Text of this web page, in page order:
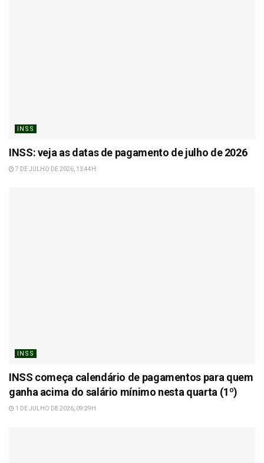
INSS
INSS: veja as datas de pagamento de julho de 2026
7 DE JULHO DE 2026, 13:44H
INSS
INSS começa calendário de pagamentos para quem
ganha acima do salário mínimo nesta quarta (1º)
1 DE JULHO DE 2026, 09:29H